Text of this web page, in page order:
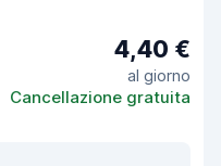
4,40 €
al giorno
Cancellazione gratuita